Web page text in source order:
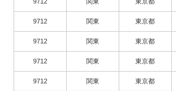
9712 関東 東京都
9712 関東 東京都
9712 関東 東京都
9712 関東 東京都
9712 関東 東京都